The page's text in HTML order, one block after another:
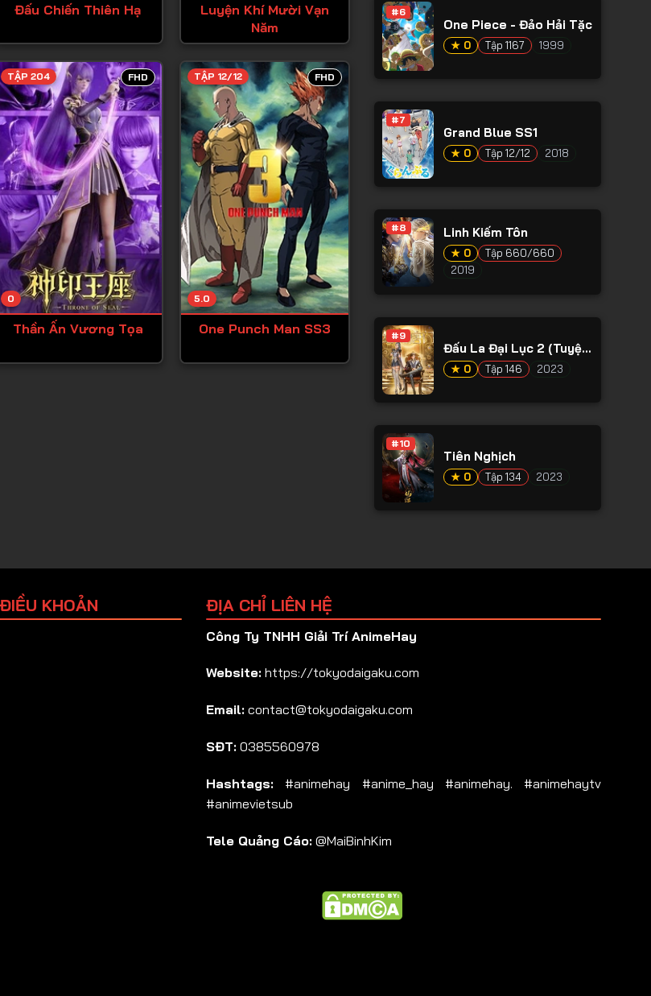
Đấu Chiến Thiên Hạ
Luyện Khí Mười Vạn
Năm
FHD
0
TẬP 204
Thần Ấn Vương Tọa
FHD
5.0
TẬP 12/12
One Punch Man SS3
#6
One Piece - Đảo Hải Tặc
★ 0 Tập 1167 1999
#7
Grand Blue SS1
★ 0 Tập 12/12 2018
#8 Linh Kiếm Tôn
★ 0
Tập 660/660
2019
#9
Đấu La Đại Lục 2 (Tuyệt
Thế Đường Môn)
★ 0 Tập 146 2023
#10
Tiên Nghịch
★ 0 Tập 134 2023
KHOẢN ĐỊA CHỈ LIÊN HỆ
Công Ty TNHH Giải Trí AnimeHay
Website: https://tokyodaigaku.com
Email: contact@tokyodaigaku.com
SĐT: 0385560978
Hashtags: #animehay #anime_hay #animehay. #animehaytv
#animevietsub
Tele Quảng Cáo: @MaiBinhKim